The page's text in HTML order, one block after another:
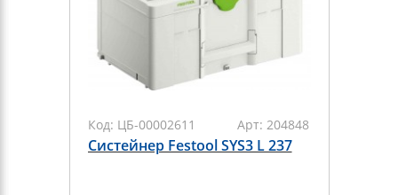
Код: ЦБ-00002611 Арт: 204848
Систейнер Festool SYS3 L 237